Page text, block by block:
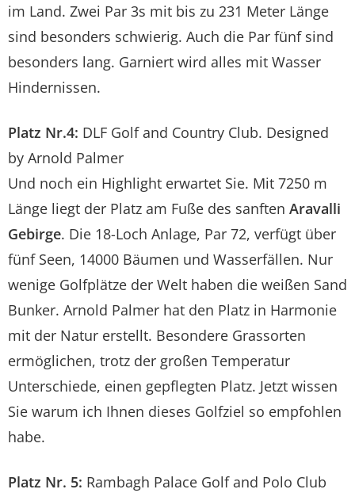
im Land. Zwei Par 3s mit bis zu 231 Meter Länge
sind besonders schwierig. Auch die Par fünf sind
besonders lang. Garniert wird alles mit Wasser
Hindernissen.
Platz Nr.4: DLF Golf and Country Club. Designed
by Arnold Palmer
Und noch ein Highlight erwartet Sie. Mit 7250 m
Länge liegt der Platz am Fuße des sanften Aravalli
Gebirge. Die 18-Loch Anlage, Par 72, verfügt über
fünf Seen, 14000 Bäumen und Wasserfällen. Nur
wenige Golfplätze der Welt haben die weißen Sand
Bunker. Arnold Palmer hat den Platz in Harmonie
mit der Natur erstellt. Besondere Grassorten
ermöglichen, trotz der großen Temperatur
Unterschiede, einen gepflegten Platz. Jetzt wissen
Sie warum ich Ihnen dieses Golfziel so empfohlen
habe.
Platz Nr. 5: Rambagh Palace Golf and Polo Club